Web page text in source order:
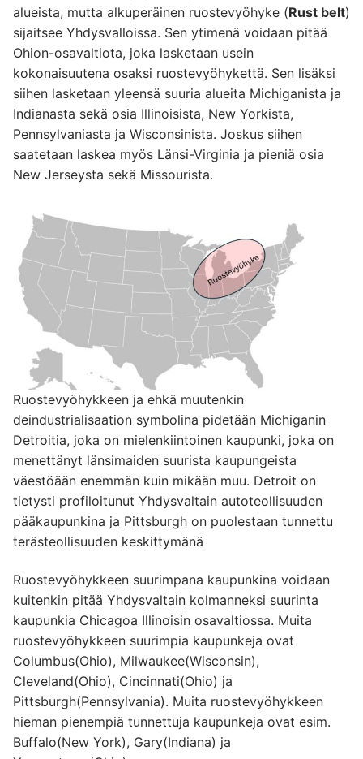
alueista, mutta alkuperäinen ruostevyöhyke (Rust belt)
sijaitsee Yhdysvalloissa. Sen ytimenä voidaan pitää
Ohion-osavaltiota, joka lasketaan usein
kokonaisuutena osaksi ruostevyöhykettä. Sen lisäksi
siihen lasketaan yleensä suuria alueita Michiganista ja
Indianasta sekä osia Illinoisista, New Yorkista,
Pennsylvaniasta ja Wisconsinista. Joskus siihen
saatetaan laskea myös Länsi-Virginia ja pieniä osia
New Jerseysta sekä Missourista.
Ruostevyöhykkeen ja ehkä muutenkin
deindustrialisaation symbolina pidetään Michiganin
Detroitia, joka on mielenkiintoinen kaupunki, joka on
menettänyt länsimaiden suurista kaupungeista
väestöään enemmän kuin mikään muu. Detroit on
tietysti profiloitunut Yhdysvaltain autoteollisuuden
pääkaupunkina ja Pittsburgh on puolestaan tunnettu
terästeollisuuden keskittymänä
Ruostevyöhykkeen suurimpana kaupunkina voidaan
kuitenkin pitää Yhdysvaltain kolmanneksi suurinta
kaupunkia Chicagoa Illinoisin osavaltiossa. Muita
ruostevyöhykkeen suurimpia kaupunkeja ovat
Columbus(Ohio), Milwaukee(Wisconsin),
Cleveland(Ohio), Cincinnati(Ohio) ja
Pittsburgh(Pennsylvania). Muita ruostevyöhykkeen
hieman pienempiä tunnettuja kaupunkeja ovat esim.
Buffalo(New York), Gary(Indiana) ja